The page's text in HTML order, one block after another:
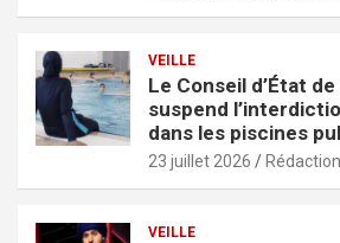
VEILLE
Le Conseil d’État
suspend
dans les piscines
23 juillet 2026 Rédaction
VEILLE